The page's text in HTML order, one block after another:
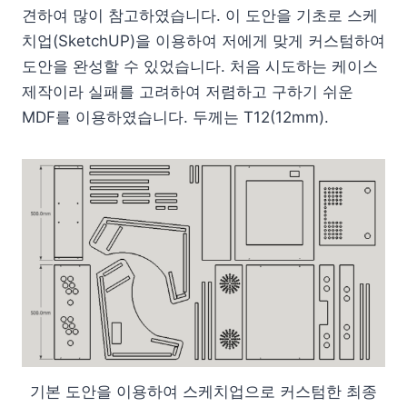
견하여 많이 참고하였습니다. 이 도안을 기초로 스케
치업(SketchUP)을 이용하여 저에게 맞게 커스텀하여
도안을 완성할 수 있었습니다. 처음 시도하는 케이스
제작이라 실패를 고려하여 저렴하고 구하기 쉬운
MDF를 이용하였습니다. 두께는 T12(12mm).
기본 도안을 이용하여 스케치업으로 커스텀한 최종